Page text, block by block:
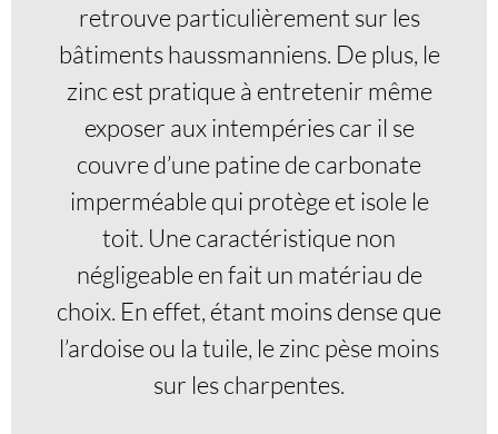
retrouve particulièrement sur les
bâtiments haussmanniens. De plus, le
zinc est pratique à entretenir même
exposer aux intempéries car il se
couvre d’une patine de carbonate
imperméable qui protège et isole le
toit. Une caractéristique non
négligeable en fait un matériau de
choix. En effet, étant moins dense que
l’ardoise ou la tuile, le zinc pèse moins
sur les charpentes.